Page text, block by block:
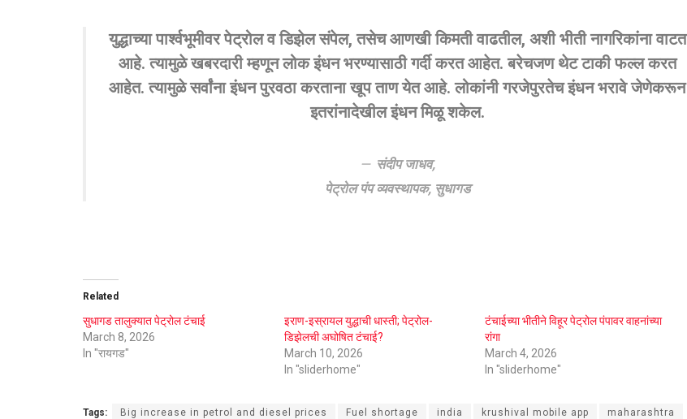
युद्धाच्या पार्श्वभूमीवर पेट्रोल व डिझेल संपेल, तसेच आणखी किमती वाढतील, अशी भीती नागरिकांना वाटत
आहे. त्यामुळे खबरदारी म्हणून लोक इंधन भरण्यासाठी गर्दी करत आहेत. बरेचजण थेट टाकी फल्ल करत
आहेत. त्यामुळे सर्वांना इंधन पुरवठा करताना खूप ताण येत आहे. लोकांनी गरजेपुरतेच इंधन भरावे जेणेकरून
इतरांनादेखील इंधन मिळू शकेल.
संदीप जाधव,
पेट्रोल पंप व्यवस्थापक, सुधागड
Related
सुधागड तालुक्यात पेट्रोल टंचाई
March 8, 2026
In "रायगड"
इराण-इस्रायल युद्धाची धास्ती; पेट्रोल-
डिझेलची अघोषित टंचाई?
March 10, 2026
In "sliderhome"
टंचाईच्या भीतीने विहूर पेट्रोल पंपावर वाहनांच्या
रांगा
March 4, 2026
In "sliderhome"
Tags: Big increase in petrol and diesel prices Fuel shortage india krushival mobile app maharashtra